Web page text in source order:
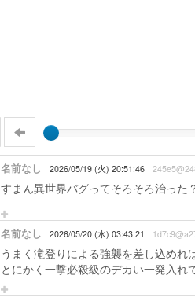
名前なし 2026/05/19 (火) 20:51:46
すまん異世界バグってそろそろ治った
名前なし 2026/05/20 (水) 03:43:21
うまく滝登りによる強襲を差し込めれ
とにかく一撃必殺級のデカい一発入